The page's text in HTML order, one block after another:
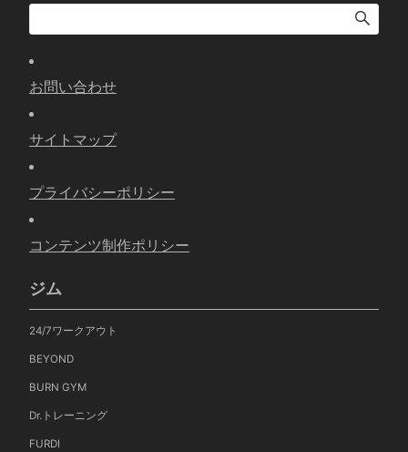
お問い合わせ
サイトマップ
プライバシーポリシー
コンテンツ制作ポリシー
ジム
24/7ワークアウト
BEYOND
BURN GYM
Dr.トレーニング
FURDI